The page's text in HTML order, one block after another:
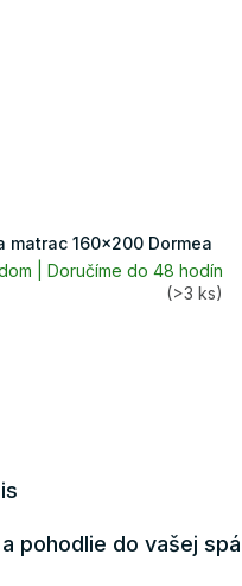
matrac 160x200 Dormea
| Doručíme do 48 hodín
(>3 ks)
pohodlie do vašej